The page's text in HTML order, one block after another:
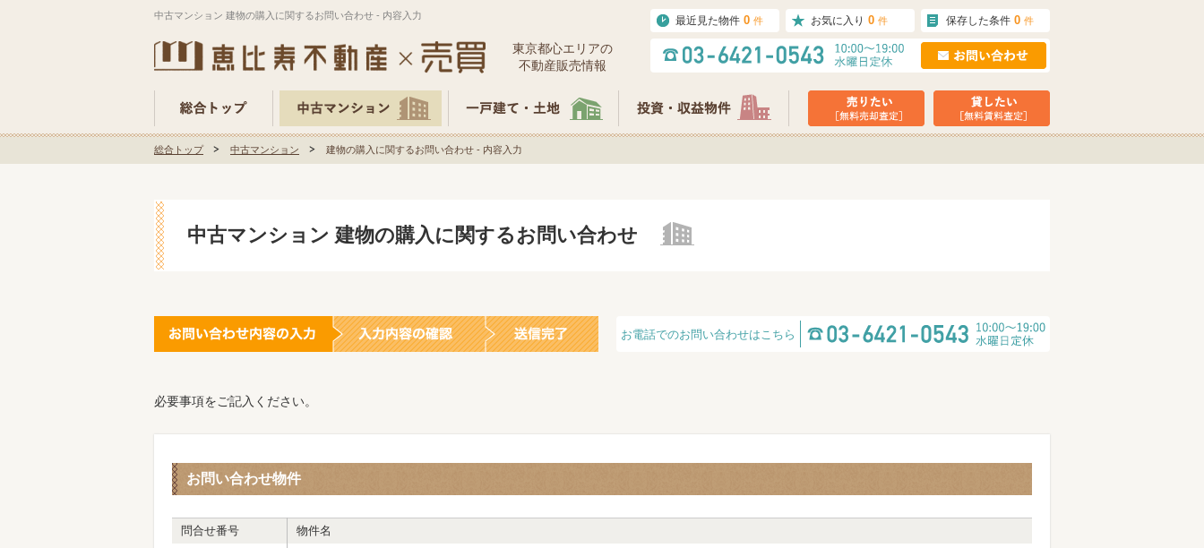
中古マンション 建物の購入に関するお問い合わせ - 内容入力
東京都⼼エリアの
不動産販売情報
最近見た物件 0 件 お気に入り 0 件 保存した条件 0 件
総合トップ 中古マンション 建物の購入に関するお問い合わせ - 内容入力
中古マンション 建物の購入に関するお問い合わせ
お電話でのお問い合わせはこちら
必要事項をご記入ください。
お問い合わせ物件
問合せ番号
物件名